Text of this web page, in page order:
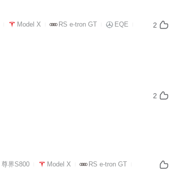
Model X RS e-tron GT
EQE
2
2
尊界S800 Model X
RS e-tron GT